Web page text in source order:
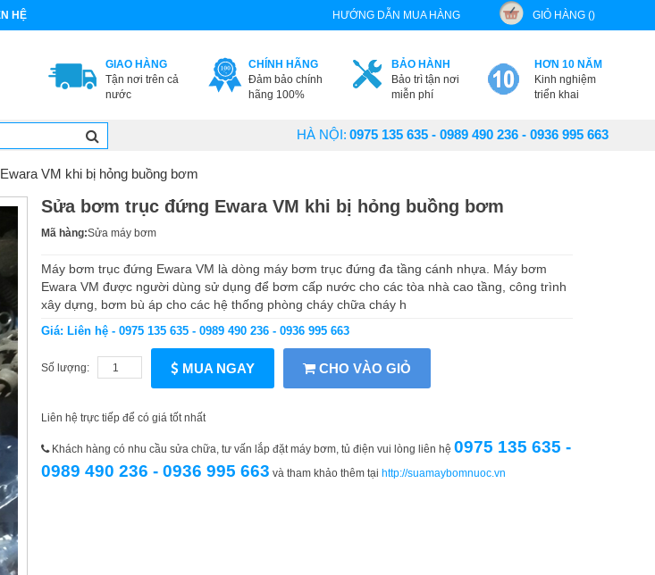
HỆ HƯỚNG DẪN MUA HÀNG GIỎ HÀNG ()
GIAO HÀNG
Tận nơi trên cả
nước
CHÍNH HÃNG
Đảm bảo chính
hãng 100%
BẢO HÀNH
Bảo trì tận nơi
miễn phí
HƠN 10 NĂM
Kinh nghiệm
triển khai
HÀ NỘI: 0975 135 635 - 0989 490 236 - 0936 995 663
VM khi bị hỏng buồng bơm
Sửa bơm trục đứng Ewara VM khi bị hỏng buồng bơm
Mã hàng:Sửa máy bơm
Máy bơm trục đứng Ewara VM là dòng máy bơm trục đứng đa tầng cánh nhựa. Máy bơm
Ewara VM được người dùng sử dụng để bơm cấp nước cho các tòa nhà cao tầng, công trình
xây dựng, bơm bù áp cho các hệ thống phòng cháy chữa cháy h
Giá: Liên hệ - 0975 135 635 - 0989 490 236 - 0936 995 663
Số lượng: MUA NGAY CHO VÀO GIỎ
Liên hệ trực tiếp để có giá tốt nhất
Khách hàng có nhu cầu sửa chữa, tư vấn lắp đặt máy bơm, tủ điện vui lòng liên hệ 0975 135 635 -
0989 490 236 - 0936 995 663 và tham khảo thêm tại http://suamaybomnuoc.vn